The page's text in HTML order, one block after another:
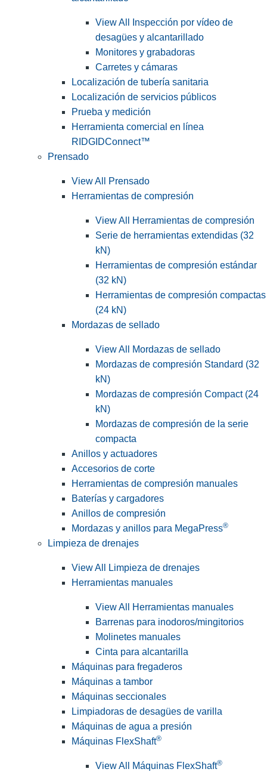
View All Inspección por vídeo de
desagües y alcantarillado
Monitores y grabadoras
Carretes y cámaras
Localización de tubería sanitaria
Localización de servicios públicos
Prueba y medición
Herramienta comercial en línea
RIDGIDConnect™
Prensado
View All Prensado
Herramientas de compresión
View All Herramientas de compresión
Serie de herramientas extendidas (32
kN)
Herramientas de compresión estándar
(32 kN)
Herramientas de compresión compactas
(24 kN)
Mordazas de sellado
View All Mordazas de sellado
Mordazas de compresión Standard (32
kN)
Mordazas de compresión Compact (24
kN)
Mordazas de compresión de la serie
compacta
Anillos y actuadores
Accesorios de corte
Herramientas de compresión manuales
Baterías y cargadores
Anillos de compresión
Mordazas y anillos para MegaPress®
Limpieza de drenajes
View All Limpieza de drenajes
Herramientas manuales
View All Herramientas manuales
Barrenas para inodoros/mingitorios
Molinetes manuales
Cinta para alcantarilla
Máquinas para fregaderos
Máquinas a tambor
Máquinas seccionales
Limpiadoras de desagües de varilla
Máquinas de agua a presión
Máquinas FlexShaft®
View All Máquinas FlexShaft®